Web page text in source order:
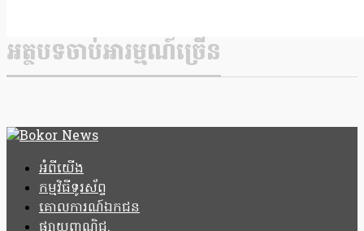
អត្ថបទចាប់អារម្មណ៍ច្រើន
អំពីយើង
កម្មវិធីទូរស័ព្ទ
គោលការណ៍ឯកជន